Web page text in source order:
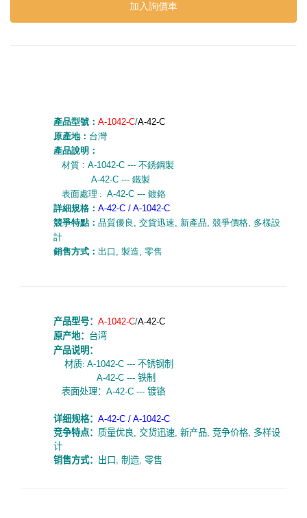
加入詢價車
產品型號： A-1042-C/A-42-C
原產地： 台灣
產品說明：
材質 : A-1042-C --- 不銹鋼製
A-42-C --- 鐵製
表面處理 : A-42-C --- 鍍鉻
詳細規格： A-42-C / A-1042-C
競爭特點： 品質優良 , 交貨迅速, 新產品, 競爭價格, 多樣設
計
銷售方式： 出口 , 製造, 零售
产品型号： A-1042-C/A-42-C
原产地： 台湾
产品说明：
材质: A-1042-C --- 不锈钢制
A-42-C --- 铁制
表面处理： A-42-C --- 镀铬
详细规格： A-42-C / A-1042-C
竞争特点： 质量优良, 交货迅速, 新产品, 竞争价格, 多样设
计
销售方式： 出口 , 制造, 零售